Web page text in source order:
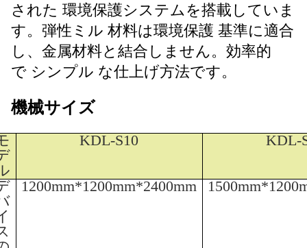
された 環境保護システムを搭載していま
す。弾性ミル 材料は環境保護 基準に適合
し、金属材料と結合しません。効率的
で シンプル な仕上げ方法です。
機械サイズ
KDL-S10 KDL-
1200mm*1200mm*2400mm